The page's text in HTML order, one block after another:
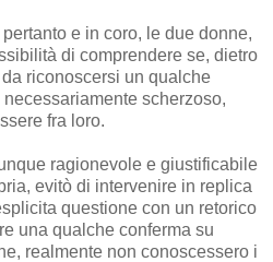
e in coro, le due donne,
di comprendere se, dietro
riconoscersi un qualche
scherzoso,
fra loro.
ragionevole e giustificabile
evitò di intervenire in replica
questione con un retorico
una qualche conferma su
realmente non conoscessero i